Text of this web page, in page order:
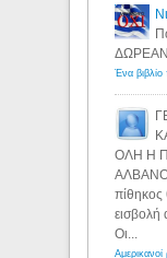
ΟΛΗ Η
πίθηκος
εισβολή
Οι...